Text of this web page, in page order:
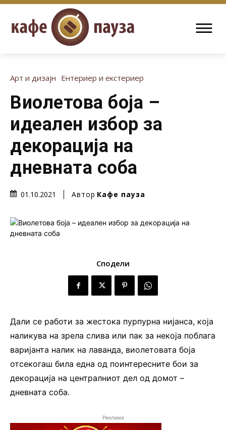
Арт и дизајн Ентериер и екстериер
Виолетова боја –
идеален избор за
декорација на
дневната соба
01.10.2021 Автор Кафе пауза
Сподели
Дали се работи за жестока пурпурна нијанса, која
наликува на зрела слива или пак за некоја поблага
варијанта налик на лаванда, виолетовата боја
отсекогаш била една од поинтересните бои за
декорација на централниот дел од домот –
дневната соба.
Реклама